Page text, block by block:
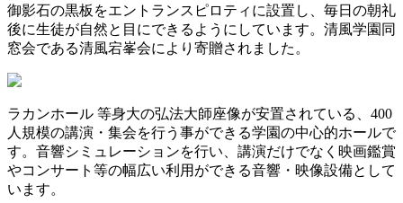
御影石の黒板をエントランスピロティに設置し、毎日の朝礼
後に生徒が自然と目にできるようにしています。清風学園同
窓会である清風宕峯会により寄贈されました。
ラカンホール 等身大の弘法大師座像が安置されている、400
人規模の講演・集会を行う事ができる学園の中心的ホールで
す。音響シミュレーションを行い、講演だけでなく映画鑑賞
やコンサート等の幅広い利用ができる音響・映像設備として
います。